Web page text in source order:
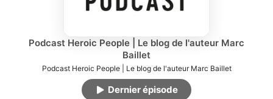
Podcast Heroic People | Le blog de l'auteur Marc
Baillet
Podcast Heroic People | Le blog de l'auteur Marc Baillet
Dernier épisode